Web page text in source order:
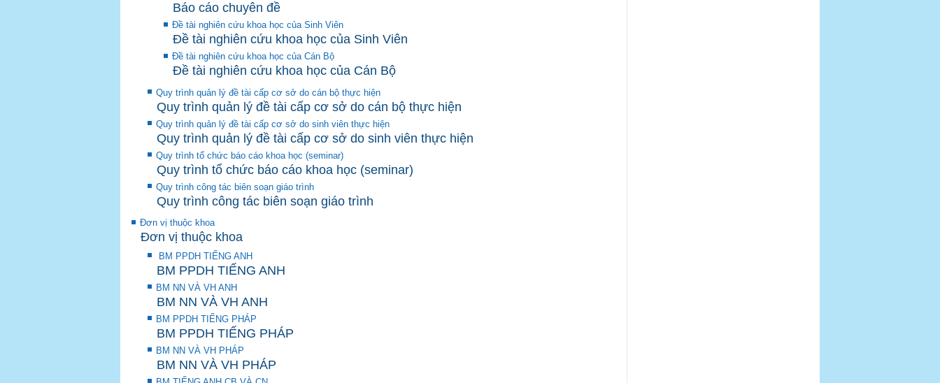
Báo cáo chuyên đề
Đề tài nghiên cứu khoa học của Sinh Viên
Đề tài nghiên cứu khoa học của Sinh Viên
Đề tài nghiên cứu khoa học của Cán Bộ
Đề tài nghiên cứu khoa học của Cán Bộ
Quy trình quản lý đề tài cấp cơ sở do cán bộ thực hiện
Quy trình quản lý đề tài cấp cơ sở do cán bộ thực hiện
Quy trình quản lý đề tài cấp cơ sở do sinh viên thực hiện
Quy trình quản lý đề tài cấp cơ sở do sinh viên thực hiện
Quy trình tổ chức báo cáo khoa học (seminar)
Quy trình tổ chức báo cáo khoa học (seminar)
Quy trình công tác biên soạn giáo trình
Quy trình công tác biên soạn giáo trình
Đơn vị thuộc khoa
Đơn vị thuộc khoa
BM PPDH TIẾNG ANH
BM PPDH TIẾNG ANH
BM NN VÀ VH ANH
BM NN VÀ VH ANH
BM PPDH TIẾNG PHÁP
BM PPDH TIẾNG PHÁP
BM NN VÀ VH PHÁP
BM NN VÀ VH PHÁP